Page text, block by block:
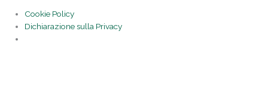
Cookie Policy
Dichiarazione sulla Privacy